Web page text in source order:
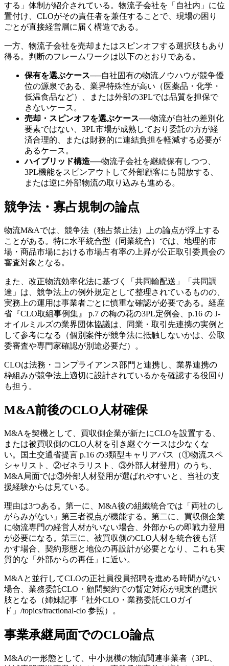
する」体制が紹介されている。物流子会社を「自社内」に位
置付け、CLOがその責任者を兼任することで、現場の困り
ごとが直接経営層に届く構造である。
一方、物流子会社を売却またはスピンオフする選択肢もあり
得る。判断のフレームワークは以下のとおりである。
保有を選ぶケース──自社固有の物流ノウハウが競争優
位の源泉である、業界特殊性が高い（医薬品・化学・
低温食品など）、または外部の3PLでは品質を担保で
きないケース。
売却・スピンオフを選ぶケース──物流が自社の差別化
要素ではない、3PL市場が成熟しており委託の方が経
済合理的、または財務的に連結負担を軽減する必要が
あるケース。
ハイブリッド構造──物流子会社を継続保有しつつ、
3PL機能をスピンアウトして外部顧客にも開放する、
または逆に外部物流の取り込みも進める。
競争法・寡占規制の論点
物流M&Aでは、競争法（独占禁止法）上の論点が浮上する
ことがある。特に水平統合型（同業統合）では、地理的市
場・商品市場における市場占有率の上昇が公正取引委員会の
審査対象となる。
また、改正物流効率化法に基づく「共同輸配送」「共同調
達」は、競争法上の例外規定として整理されているものの、
実務上の運用は事業者ごとに慎重な確認が必要である。経産
省『CLO取組事例集』 p.7 の梅の花の3PL定例会、p.16 の J-
オイルミルズの業界団体協議は、同業・取引先連携の実例と
して参考になる（個別案件が競争法に抵触しないかは、公取
委審査や専門家確認が別途必要だ）。
CLOは法務・コンプライアンス部門と連携し、業界連携の
枠組みが競争法上適切に設計されているかを確認する役回り
も担う。
M&A前後のCLO人材確保
M&Aを契機として、買収側企業が新たにCLOを設置する、
または被買収側のCLO人材を引き継ぐケースは少なくな
い。国土交通省提言 p.16 の3類型キャリアパス（①物流スペ
シャリスト、②ゼネラリスト、③外部人材登用）のうち、
M&A局面では③外部人材登用が選ばれやすいと、当社の支
援経験からは見ている。
理由は3つある。第一に、M&A後の組織統合では「両社のし
がらみがない」第三者視点が機能する。第二に、買収側企業
に物流専門の経営人材がいない場合、外部からの即戦力登用
が必要になる。第三に、被買収側のCLO人材を統合後も活
かす場合、契約形態と地位の再設計が必要となり、これも実
質的な「外部からの再任」に近い。
M&Aと並行してCLOの正社員役員招聘を進める時間がない
場合、業務委託CLO・顧問契約での暫定対応が現実的選択
肢となる（姉妹記事「社外CLO・業務委託CLOガイ
ド」/topics/fractional-clo 参照）。
事業承継局面でのCLO論点
M&Aの一形態として、中小規模の物流関連事業者（3PL、